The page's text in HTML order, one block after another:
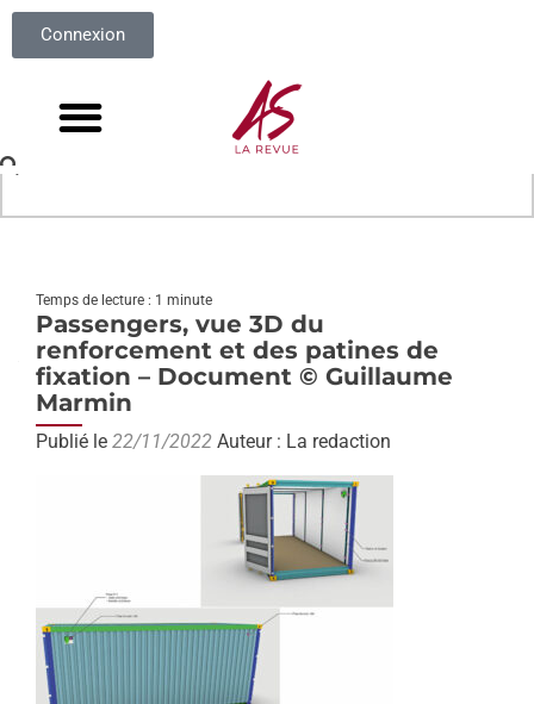
Connexion
Temps de lecture : 1 minute
Passengers, vue 3D du
renforcement et des patines de
fixation – Document © Guillaume
Marmin
Publié le 22/11/2022 Auteur : La redaction